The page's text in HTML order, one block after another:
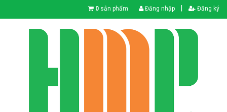
0 sản phẩm Đăng nhập Đăng ký